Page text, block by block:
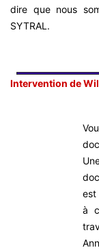
dire que nous
SYTRAL.
Intervention de
est
à